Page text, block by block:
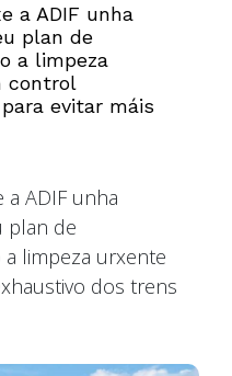
a ADIF unha
plan de
a limpeza
control
evitar máis
a ADIF unha
plan de
limpeza urxente
dos trens